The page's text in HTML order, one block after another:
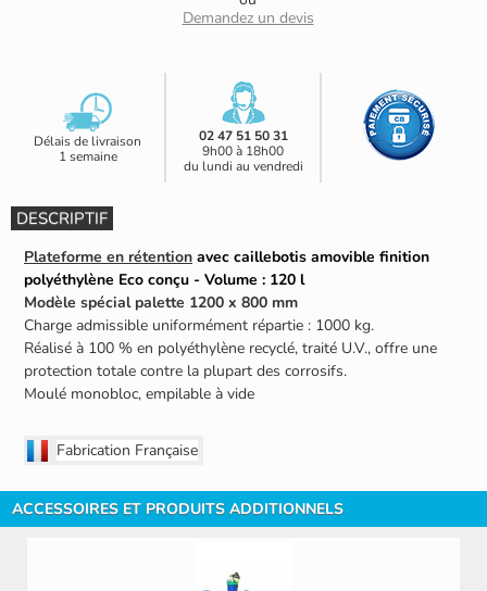
Demandez un devis
Délais de livraison
1 semaine
02 47 51 50 31
9h00 à 18h00
du lundi au vendredi
DESCRIPTIF
Plateforme en rétention avec caillebotis amovible finition
polyéthylène Eco conçu - Volume : 120 l
Modèle spécial palette 1200 x 800 mm
Charge admissible uniformément répartie : 1000 kg.
Réalisé à 100 % en polyéthylène recyclé, traité U.V., offre une
protection totale contre la plupart des corrosifs.
Moulé monobloc, empilable à vide
Fabrication Française
ACCESSOIRES ET PRODUITS ADDITIONNELS